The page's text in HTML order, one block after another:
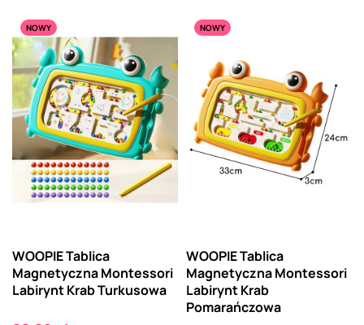
NOWY
WOOPIE Tablica
Magnetyczna Montessori
Labirynt Krab Turkusowa
NOWY
WOOPIE Tablica
Magnetyczna Montessori
Labirynt Krab
Pomarańczowa